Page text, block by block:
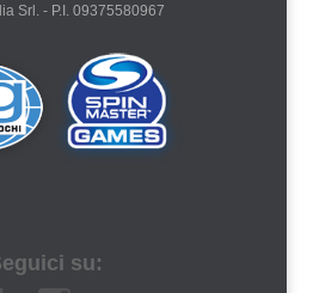
Srl. - P.I. 09375580967
su: